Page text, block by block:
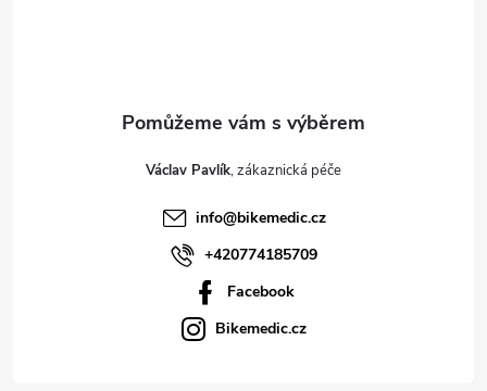
Václav Pavlík
info@bikemedic.cz
+420774185709
Facebook
Bikemedic.cz